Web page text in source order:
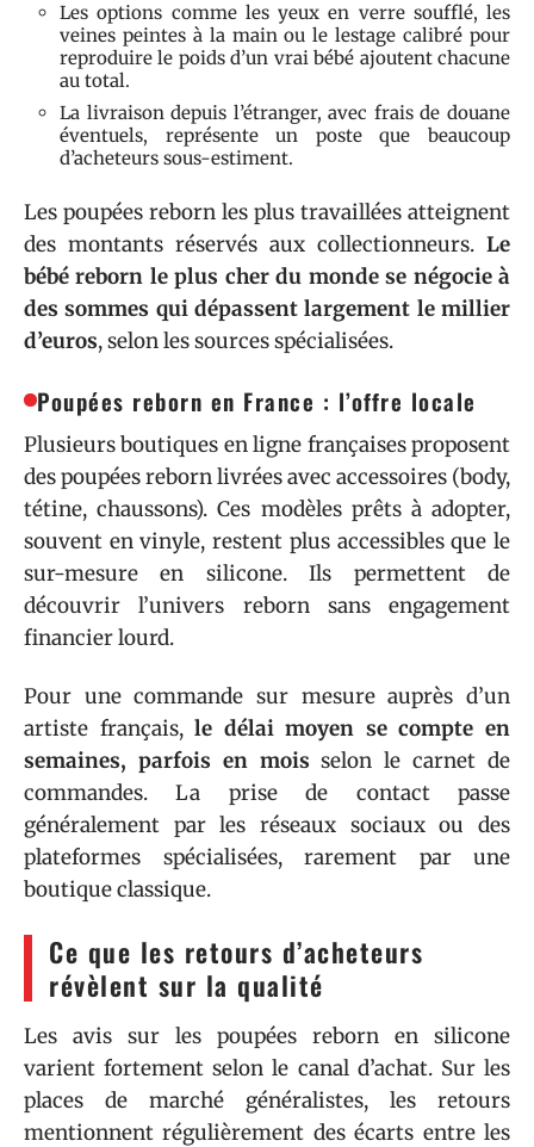
Les options comme les yeux en verre soufflé, les
veines peintes à la main ou le lestage calibré pour
reproduire le poids d’un vrai bébé ajoutent chacune
au total.
La livraison depuis l’étranger, avec frais de douane
éventuels, représente un poste que beaucoup
d’acheteurs sous-estiment.
Les poupées reborn les plus travaillées atteignent
des montants réservés aux collectionneurs. Le
bébé reborn le plus cher du monde se négocie à
des sommes qui dépassent largement le millier
d’euros, selon les sources spécialisées.
Poupées reborn en France : l’offre locale
Plusieurs boutiques en ligne françaises proposent
des poupées reborn livrées avec accessoires (body,
tétine, chaussons). Ces modèles prêts à adopter,
souvent en vinyle, restent plus accessibles que le
sur-mesure en silicone. Ils permettent de
découvrir l’univers reborn sans engagement
financier lourd.
Pour une commande sur mesure auprès d’un
artiste français,le délai moyen se compte en
semaines, parfois en mois selon le carnet de
commandes. La prise de contact passe
généralement par les réseaux sociaux ou des
plateformes spécialisées, rarement par une
boutique classique.
Ce que les retours d’acheteurs
révèlent sur la qualité
Les avis sur les poupées reborn en silicone
varient fortement selon le canal d’achat. Sur les
places de marché généralistes, les retours
mentionnent régulièrement des écarts entre les